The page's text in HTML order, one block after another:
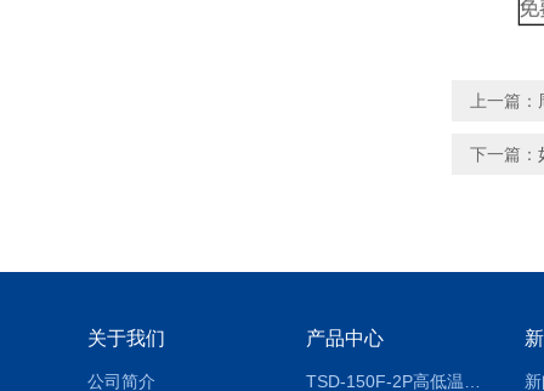
上一篇：
下一篇：
关于我们
公司简介
产品中心
TSD-150F-2P高低温冷热冲击试验箱两箱式